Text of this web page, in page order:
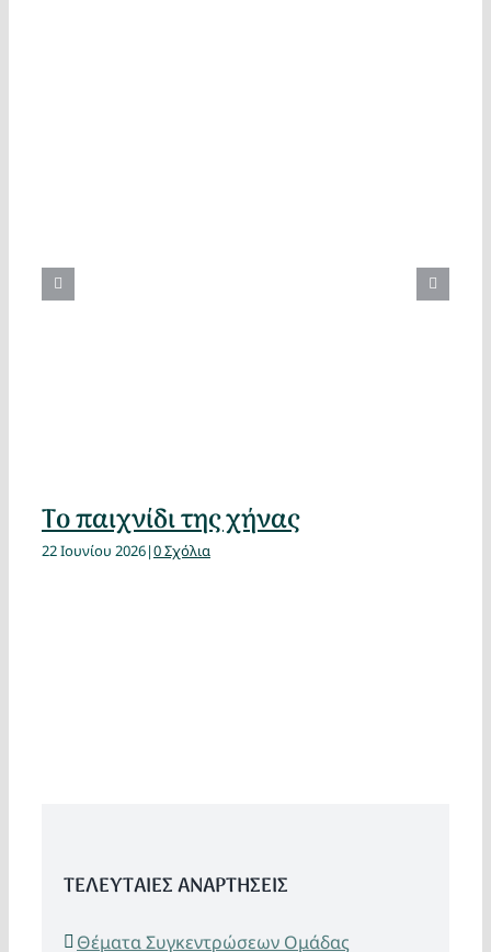
Το παιχνίδι της χήνας
22 Ιουνίου 2026|0 Σχόλια
ΤΕΛΕΥΤΑΙΕΣ ΑΝΑΡΤΗΣΕΙΣ
Θέματα Συγκεντρώσεων Ομάδας